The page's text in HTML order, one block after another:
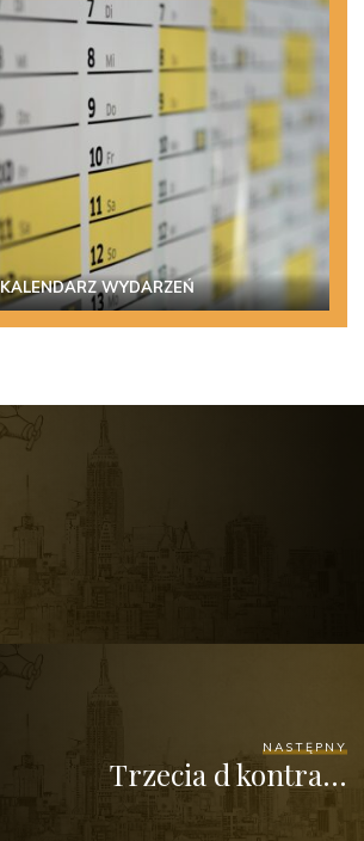
KALENDARZ WYDARZEŃ
NASTĘPNY
Trzecia d kontra…